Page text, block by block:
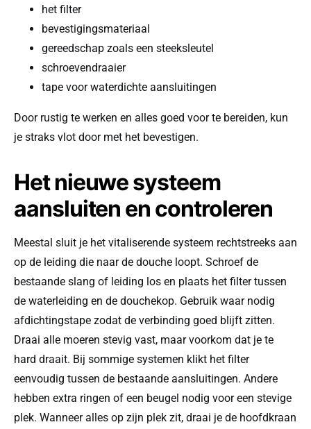
het filter
bevestigingsmateriaal
gereedschap zoals een steeksleutel
schroevendraaier
tape voor waterdichte aansluitingen
Door rustig te werken en alles goed voor te bereiden, kun
je straks vlot door met het bevestigen.
Het nieuwe systeem
aansluiten en controleren
Meestal sluit je het vitaliserende systeem rechtstreeks aan
op de leiding die naar de douche loopt. Schroef de
bestaande slang of leiding los en plaats het filter tussen
de waterleiding en de douchekop. Gebruik waar nodig
afdichtingstape zodat de verbinding goed blijft zitten.
Draai alle moeren stevig vast, maar voorkom dat je te
hard draait. Bij sommige systemen klikt het filter
eenvoudig tussen de bestaande aansluitingen. Andere
hebben extra ringen of een beugel nodig voor een stevige
plek. Wanneer alles op zijn plek zit, draai je de hoofdkraan